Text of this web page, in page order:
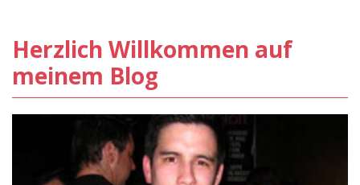
Herzlich Willkommen auf
meinem Blog